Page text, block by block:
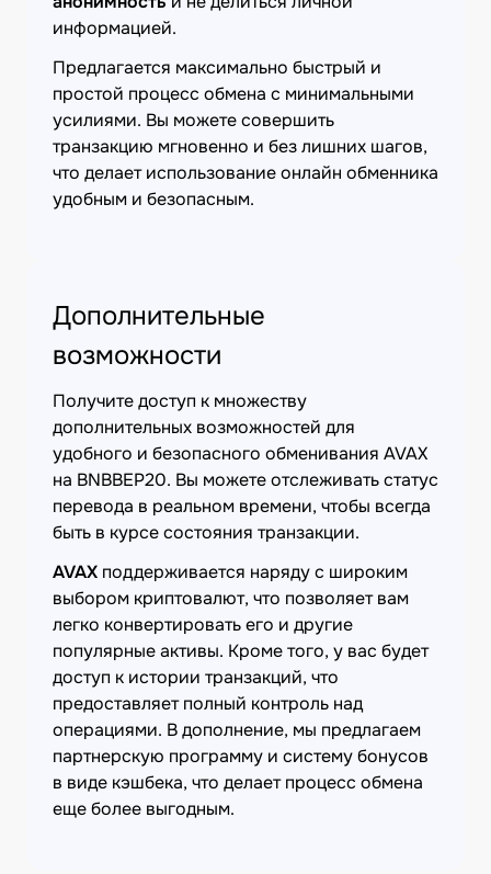
информацией.
Предлагается максимально быстрый и
простой процесс обмена с минимальными
усилиями. Вы можете совершить
транзакцию мгновенно и без лишних шагов,
что делает использование онлайн обменника
удобным и безопасным.
Дополнительные
возможности
Получите доступ к множеству
дополнительных возможностей для
удобного и безопасного обменивания AVAX
на BNBBEP20. Вы можете отслеживать статус
перевода в реальном времени, чтобы всегда
быть в курсе состояния транзакции.
AVAX поддерживается наряду с широким
выбором криптовалют, что позволяет вам
легко конвертировать его и другие
популярные активы. Кроме того, у вас будет
доступ к истории транзакций, что
предоставляет полный контроль над
операциями. В дополнение, мы предлагаем
партнерскую программу и систему бонусов
в виде кэшбека, что делает процесс обмена
еще более выгодным.